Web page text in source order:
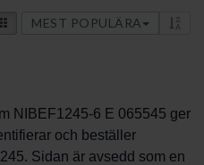
MEST POPULÄRA
NIBEF1245-6 E 065545 ger
och beställer
Sidan är avsedd som en